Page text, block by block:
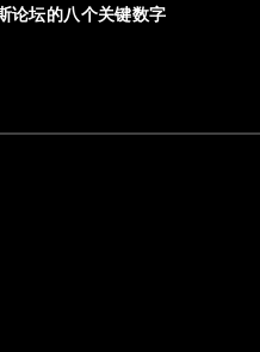
论坛的八个关键数字